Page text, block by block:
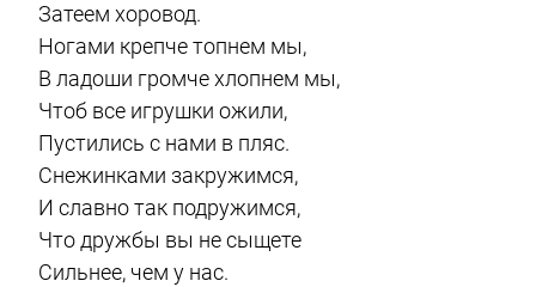
Затеем хоровод.
Ногами крепче топнем мы,
В ладоши громче хлопнем мы,
Чтоб все игрушки ожили,
Пустились с нами в пляс.
Снежинками закружимся,
И славно так подружимся,
Что дружбы вы не сыщете
Сильнее, чем у нас.